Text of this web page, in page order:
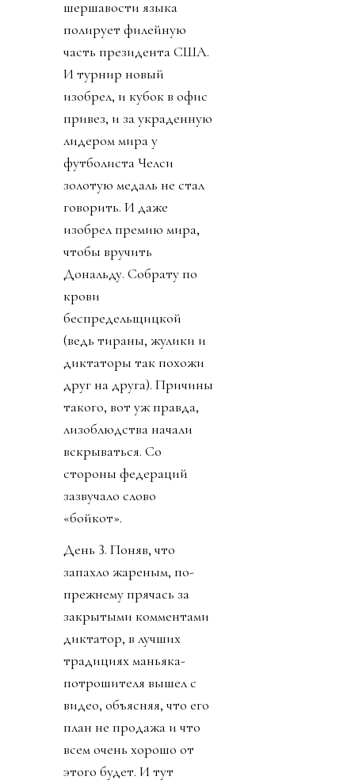
шершавости языка
полирует филейную
часть президента США.
И турнир новый
изобрел, и кубок в офис
привез, и за украденную
лидером мира у
футболиста Челси
золотую медаль не стал
говорить. И даже
изобрел премию мира,
чтобы вручить
Дональду. Собрату по
крови
беспредельщицкой
(ведь тираны, жулики и
диктаторы так похожи
друг на друга). Причины
такого, вот уж правда,
лизоблюдства начали
вскрываться. Со
стороны федераций
зазвучало слово
«бойкот».
День 3. Поняв, что
запахло жареным, по-
прежнему прячась за
закрытыми комментами
диктатор, в лучших
традициях маньяка-
потрошителя вышел с
видео, объясняя, что его
план не продажа и что
всем очень хорошо от
этого будет. И тут